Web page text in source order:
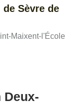
Sèvre de
Maixent-l'École
Deux-